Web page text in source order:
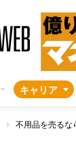
キャリア
不用品を売るな